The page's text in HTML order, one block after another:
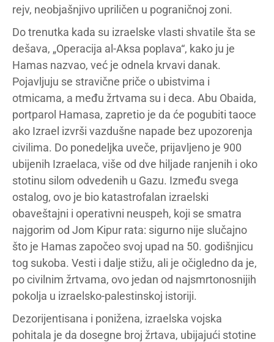
rejv, neobjašnjivo upriličen u pograničnoj zoni.
Do trenutka kada su izraelske vlasti shvatile šta se
dešava, „Operacija al-Aksa poplava“, kako ju je
Hamas nazvao, već je odnela krvavi danak.
Pojavljuju se stravične priče o ubistvima i
otmicama, a među žrtvama su i deca. Abu Obaida,
portparol Hamasa, zapretio je da će pogubiti taoce
ako Izrael izvrši vazdušne napade bez upozorenja
civilima. Do ponedeljka uveče, prijavljeno je 900
ubijenih Izraelaca, više od dve hiljade ranjenih i oko
stotinu silom odvedenih u Gazu. Između svega
ostalog, ovo je bio katastrofalan izraelski
obaveštajni i operativni neuspeh, koji se smatra
najgorim od Jom Kipur rata: sigurno nije slučajno
što je Hamas započeo svoj upad na 50. godišnjicu
tog sukoba. Vesti i dalje stižu, ali je očigledno da je,
po civilnim žrtvama, ovo jedan od najsmrtonosnijih
pokolja u izraelsko-palestinskoj istoriji.
Dezorijentisana i ponižena, izraelska vojska
pohitala je da dosegne broj žrtava, ubijajući stotine